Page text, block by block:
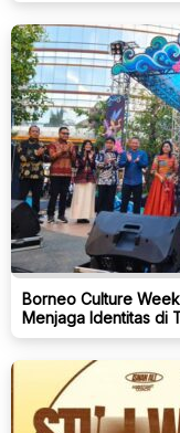
Borneo Culture
Menjaga Identitas di